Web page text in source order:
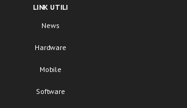
LINK UTILI
News
Hardware
Mobile
Software